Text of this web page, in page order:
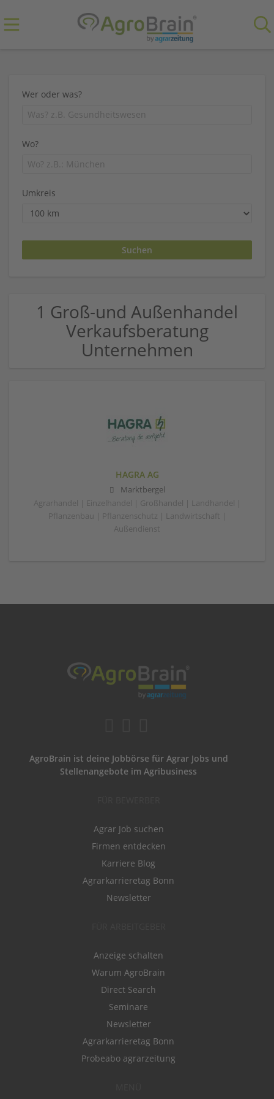
Wer oder was?
Wo?
Umkreis
1 Groß-und Außenhandel
Verkaufsberatung
Unternehmen
HAGRA AG
Marktbergel
Agrarhandel | Einzelhandel | Großhandel | Landhandel |
Pflanzenbau | Pflanzenschutz | Landwirtschaft |
Außendienst
AgroBrain ist deine Jobbörse für Agrar Jobs und
Stellenangebote im Agribusiness
Agrar Job suchen
Firmen entdecken
Karriere Blog
Agrarkarrieretag Bonn
Newsletter
Anzeige schalten
Warum AgroBrain
Direct Search
Seminare
Newsletter
Agrarkarrieretag Bonn
Probeabo agrarzeitung